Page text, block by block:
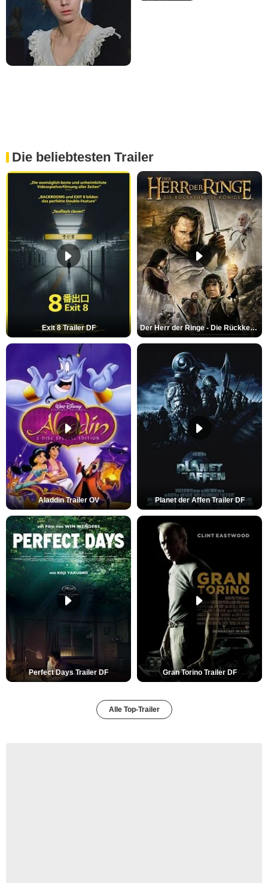
Die beliebtesten Trailer
Exit 8 Trailer DF Der Herr der Ringe - Die Rückkehr des Königs Trailer OV
Aladdin Trailer OV Planet der Affen Trailer DF
Perfect Days Trailer DF Gran Torino Trailer DF
Alle Top-Trailer